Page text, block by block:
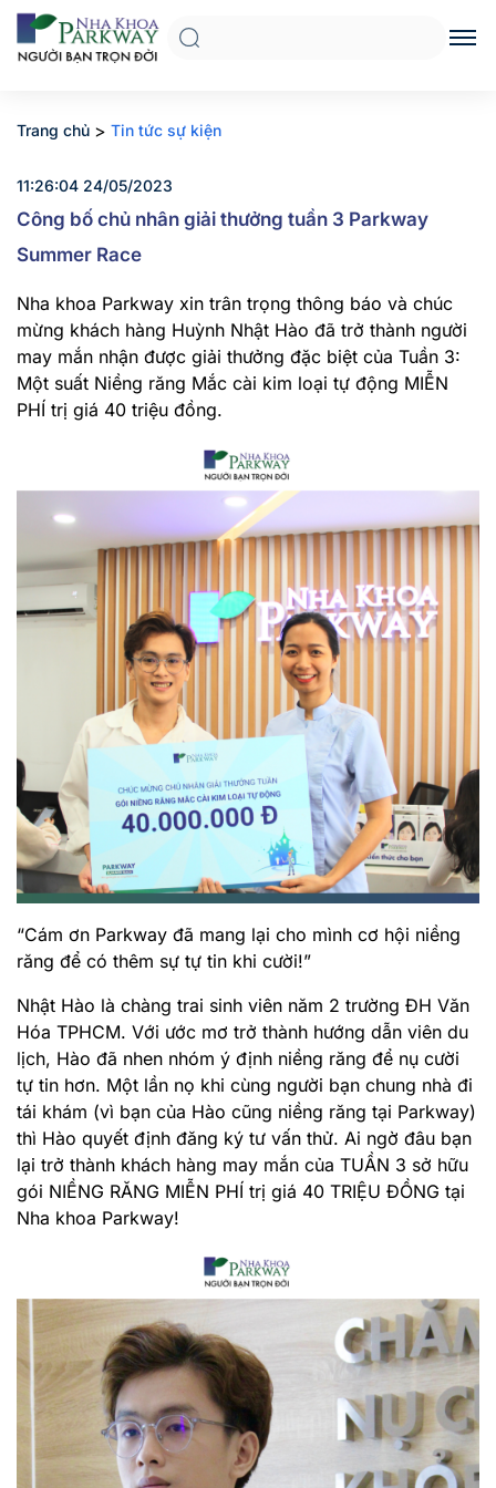
Trang chủ > Tin tức sự kiện
11:26:04 24/05/2023
Công bố chủ nhân giải thưởng tuần 3 Parkway
Summer Race
Nha khoa Parkway xin trân trọng thông báo và chúc
mừng khách hàng Huỳnh Nhật Hào đã trở thành người
may mắn nhận được giải thưởng đặc biệt của Tuần 3:
Một suất Niềng răng Mắc cài kim loại tự động MIỄN
PHÍ trị giá 40 triệu đồng.
“Cám ơn Parkway đã mang lại cho mình cơ hội niềng
răng để có thêm sự tự tin khi cười!”
Nhật Hào là chàng trai sinh viên năm 2 trường ĐH Văn
Hóa TPHCM. Với ước mơ trở thành hướng dẫn viên du
lịch, Hào đã nhen nhóm ý định niềng răng để nụ cười
tự tin hơn. Một lần nọ khi cùng người bạn chung nhà đi
tái khám (vì bạn của Hào cũng niềng răng tại Parkway)
thì Hào quyết định đăng ký tư vấn thử. Ai ngờ đâu bạn
lại trở thành khách hàng may mắn của TUẦN 3 sở hữu
gói NIỀNG RĂNG MIỄN PHÍ trị giá 40 TRIỆU ĐỒNG tại
Nha khoa Parkway!